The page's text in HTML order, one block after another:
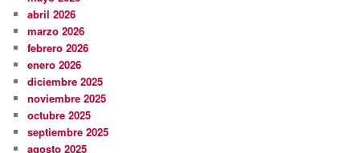
abril 2026
marzo 2026
febrero 2026
enero 2026
diciembre 2025
noviembre 2025
octubre 2025
septiembre 2025
agosto 2025